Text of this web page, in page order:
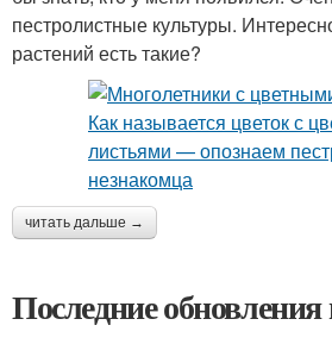
пестролистные культуры.
растений есть такие?
читать дальше →
Последние обновления